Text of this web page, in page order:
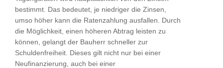
bestimmt. Das bedeutet, je niedriger die Zinsen,
umso höher kann die Ratenzahlung ausfallen. Durch
die Möglichkeit, einen höheren Abtrag leisten zu
können, gelangt der Bauherr schneller zur
Schuldenfreiheit. Dieses gilt nicht nur bei einer
Neufinanzierung, auch bei einer